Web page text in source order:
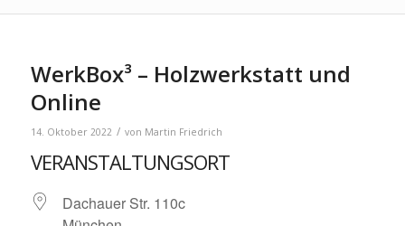
WerkBox³ – Holzwerkstatt und
Online
14. Oktober 2022 / von Martin Friedrich
VERANSTALTUNGSORT
Dachauer Str. 110c